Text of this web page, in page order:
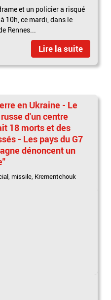
et un policier a risqué
10h, ce mardi, dans le
Rennes...
Lire la suite
en Ukraine - Le
d'un centre
18 morts et des
- Les pays du G7
dénoncent un
, missile, Krementchouk